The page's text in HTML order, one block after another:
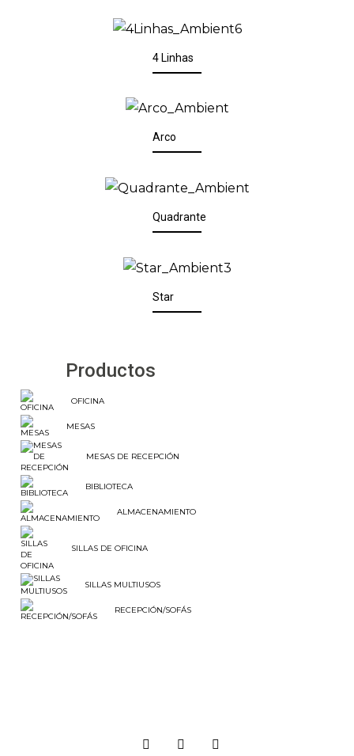
4 Linhas
Arco
Quadrante
Star
Productos
OFICINA
MESAS
MESAS DE RECEPCIÓN
BIBLIOTECA
ALMACENAMIENTO
SILLAS DE OFICINA
SILLAS MULTIUSOS
RECEPCIÓN/SOFÁS